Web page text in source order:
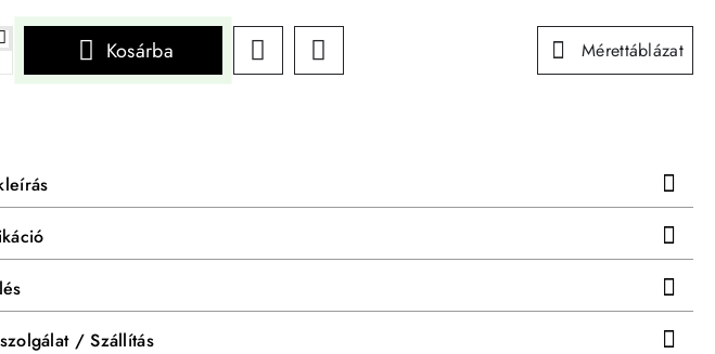
Kosárba Mérettáblázat
/ Szállítás